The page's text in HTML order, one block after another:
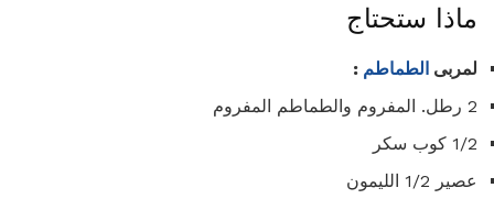
ماذا ستحتاج
لمربى الطماطم :
2 رطل. المفروم والطماطم المفروم
1/2 كوب سكر
عصير 1/2 الليمون